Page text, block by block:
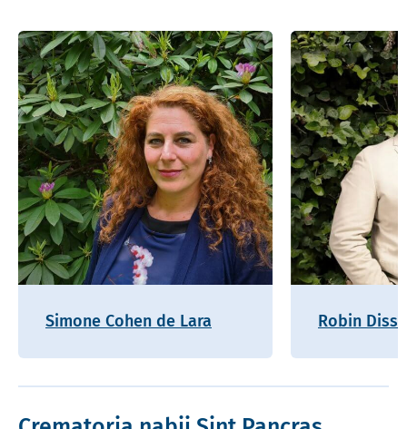
Simone Cohen de Lara Robin